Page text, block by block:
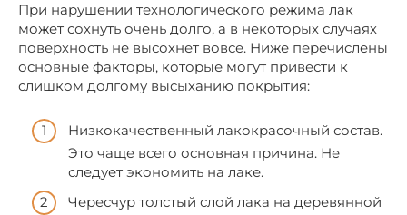
При нарушении технологического режима лак
может сохнуть очень долго, а в некоторых случаях
поверхность не высохнет вовсе. Ниже перечислены
основные факторы, которые могут привести к
слишком долгому высыханию покрытия:
Низкокачественный лакокрасочный состав.
Это чаще всего основная причина. Не
следует экономить на лаке.
Чересчур толстый слой лака на деревянной